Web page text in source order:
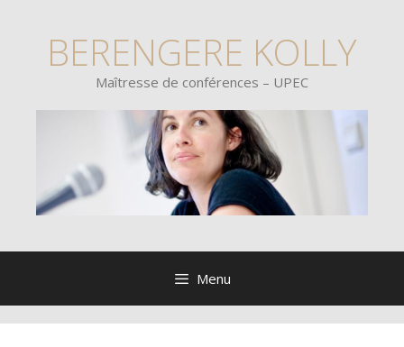
contenuBERENGERE KOLLY
Maîtresse de conférences – UPEC
Menu